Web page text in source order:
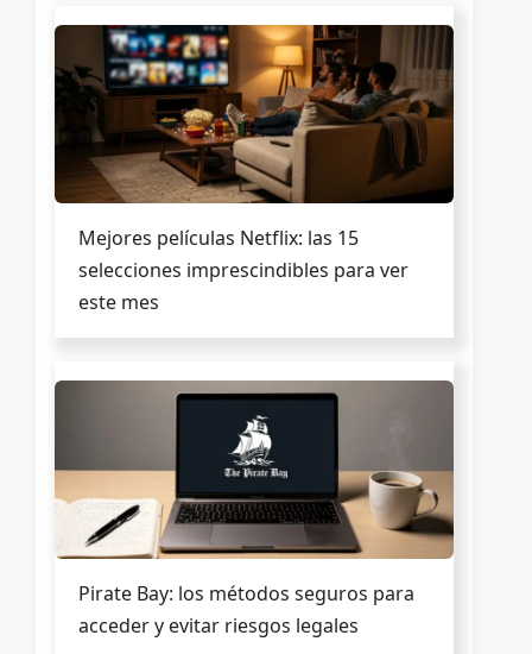
Mejores películas Netflix: las 15
selecciones imprescindibles para ver
este mes
Pirate Bay: los métodos seguros para
acceder y evitar riesgos legales